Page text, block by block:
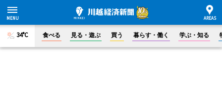
34°C 食べる 見る・遊ぶ 買う 暮らす・働く 学ぶ・知る